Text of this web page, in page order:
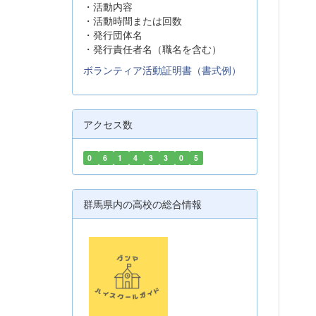
・活動内容
・活動時間または回数
・発行団体名
・発行責任者名（職名を含む）
ボランティア活動証明書（書式例）
アクセス数
0 6 1 4 3 3 0 5
群馬県内の高校の総合情報